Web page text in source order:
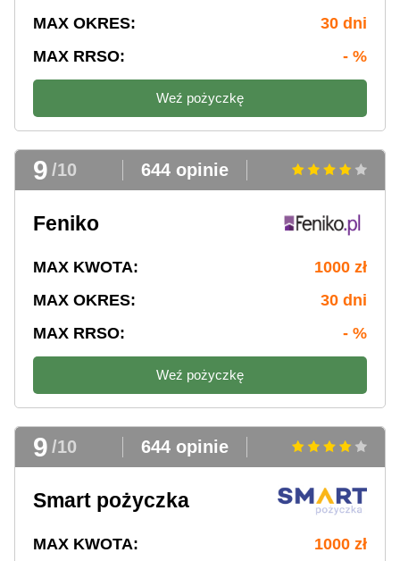
MAX OKRES:
30 dni
MAX RRSO:
- %
Weź pożyczkę
Feniko
MAX KWOTA:
1000 zł
MAX OKRES:
30 dni
MAX RRSO:
- %
Weź pożyczkę
9 /10 644 opinie
Smart pożyczka
MAX KWOTA: 1000 zł
9 /10 644 opinie